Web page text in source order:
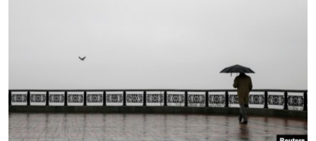
MULTIMEDIA
FOTOQALEREYA
İNFOQRAFIKA
OXU ZALI
AZƏRBAYCAN ƏDƏBIYYATI KITABXANASI
HAQQIMIZDA
MISSIYAMIZ